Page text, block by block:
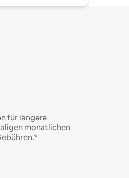
für längere
monatlichen